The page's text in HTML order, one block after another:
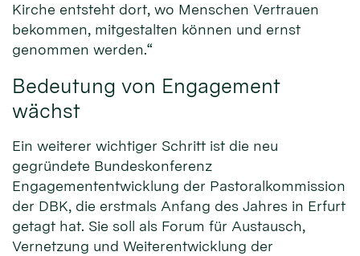
Kirche entsteht dort, wo Menschen Vertrauen
bekommen, mitgestalten können und ernst
genommen werden.“
Bedeutung von Engagement
wächst
Ein weiterer wichtiger Schritt ist die neu
gegründete Bundeskonferenz
Engagemententwicklung der Pastoralkommission
der DBK, die erstmals Anfang des Jahres in Erfurt
getagt hat. Sie soll als Forum für Austausch,
Vernetzung und Weiterentwicklung der